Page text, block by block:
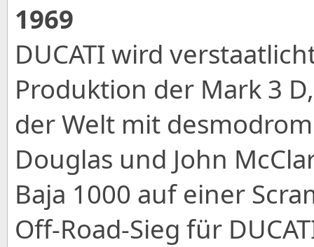
1969
DUCATI wird
Produktion der Mark 3
der Welt mit
Douglas und John
Baja 1000 auf einer
Off-Road-Sieg für